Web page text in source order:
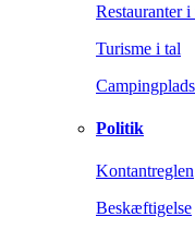
Restauranter i
Turisme i tal
Politik
Kontantreglen
Beskæftigelse